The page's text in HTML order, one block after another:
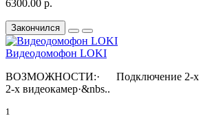
6300.00 р.
Закончился
Видеодомофон LOKI
ВОЗМОЖНОСТИ:· Подключение 2-х
2-х видеокамер·&nbs..
1